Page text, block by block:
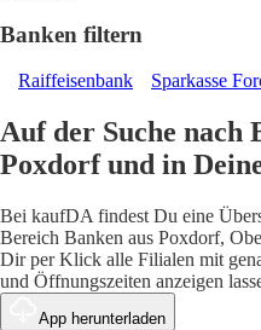
Banken filtern
Raiffeisenbank Sparkasse
Auf der Suche nach
Poxdorf und in
Bei kaufDA findest Du eine
Bereich Banken aus Poxdorf,
Dir per Klick alle Filialen mit
und Öffnungszeiten anzeigen
App herunterladen